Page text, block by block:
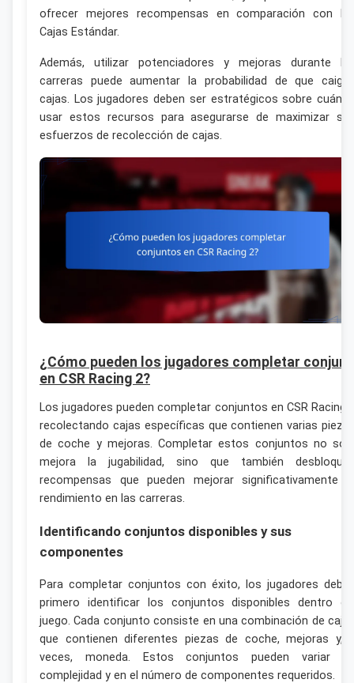
ofrecer mejores recompensas en comparación con
Cajas Estándar.
Además, utilizar potenciadores y mejoras durante
carreras puede aumentar la probabilidad de que
cajas. Los jugadores deben ser estratégicos sobre
usar estos recursos para asegurarse de maximizar
esfuerzos de recolección de cajas.
¿Cómo pueden los jugadores completar
en CSR Racing 2?
Los jugadores pueden completar conjuntos en CSR Racing
recolectando cajas específicas que contienen varias
de coche y mejoras. Completar estos conjuntos no
mejora la jugabilidad, sino que también
recompensas que pueden mejorar significativamente
rendimiento en las carreras.
Identificando conjuntos disponibles y sus
componentes
Para completar conjuntos con éxito, los jugadores
primero identificar los conjuntos disponibles dentro
juego. Cada conjunto consiste en una combinación de
que contienen diferentes piezas de coche, mejoras y,
veces, moneda. Estos conjuntos pueden variar
complejidad y en el número de componentes requeridos.